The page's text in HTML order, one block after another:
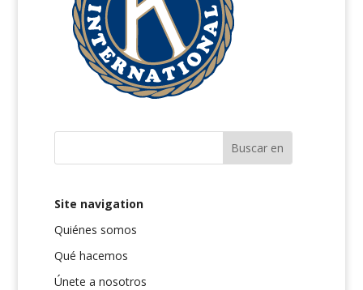
Site navigation
Quiénes somos
Qué hacemos
Únete a nosotros